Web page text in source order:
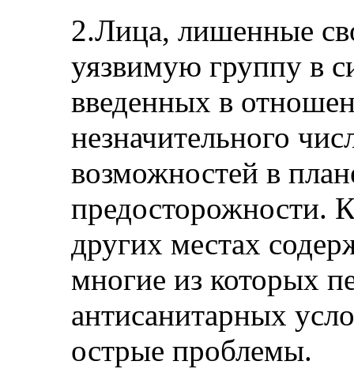
2.Лица, лишенные
уязвимую группу в
введенных в
незначительного
возможностей в
предосторожности.
других местах
многие из которых
антисанитарных
острые проблемы.